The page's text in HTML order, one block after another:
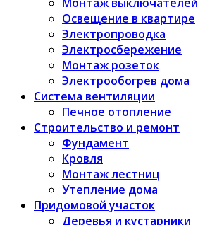
Освещение в квартире
Электропроводка
Электросбережение
Монтаж розеток
Электрообогрев дома
Система вентиляции
Печное отопление
Строительство и ремонт
Фундамент
Кровля
Монтаж лестниц
Утепление дома
Придомовой участок
Деревья и кустарники